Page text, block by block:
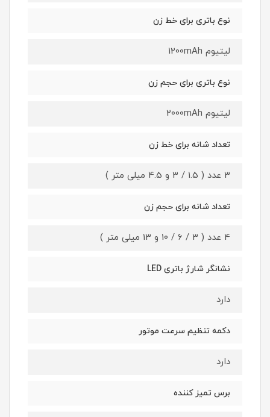
نوع باتری برای خط زن
لیتیوم 1200mAh
نوع باتری برای حجم زن
لیتیوم 2000mAh
تعداد شانه برای خط زن
3 عدد ( 1.5 / 3 و 4.5 میلی متر )
تعداد شانه برای حجم زن
4 عدد ( 3 / 6 / 10 و 13 میلی متر )
نشانگر شارژ باتری LED
دارد
دکمه تنظیم سرعت موتور
دارد
برس تمیز کننده